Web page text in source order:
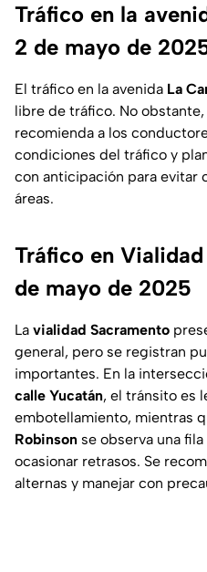
Tráfico en la
2 de mayo de
El tráfico en la avenida La
libre de tráfico. No
recomienda a los
condiciones del tráfico y
con anticipación para evitar
áreas.
Tráfico en
de mayo de 2025
La vialidad Sacramento
general, pero se registran
importantes. En la
calle Yucatán, el tránsito es
embotellamiento, mientras
Robinson se observa una
ocasionar retrasos. Se
alternas y manejar con